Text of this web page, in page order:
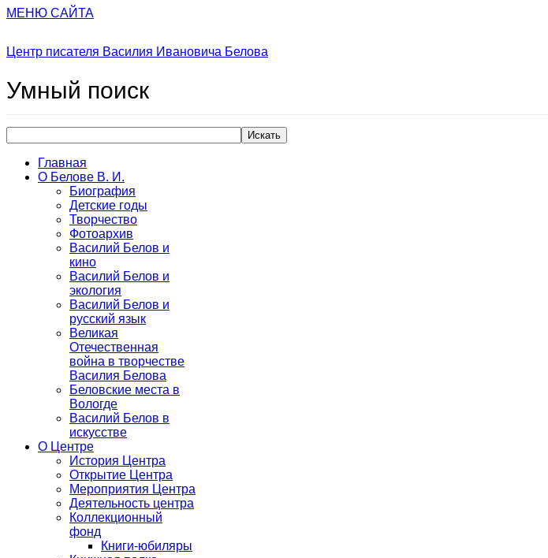
МЕНЮ САЙТА
Центр писателя Василия Ивановича Белова
Умный поиск
Искать
Главная
О Белове В. И.
Биография
Детские годы
Творчество
Фотоархив
Василий Белов и
кино
Василий Белов и
экология
Василий Белов и
русский язык
Великая
Отечественная
война в творчестве
Василия Белова
Беловские места в
Вологде
Василий Белов в
искусстве
О Центре
История Центра
Открытие Центра
Мероприятия Центра
Деятельность центра
Коллекционный
фонд
Книги-юбиляры